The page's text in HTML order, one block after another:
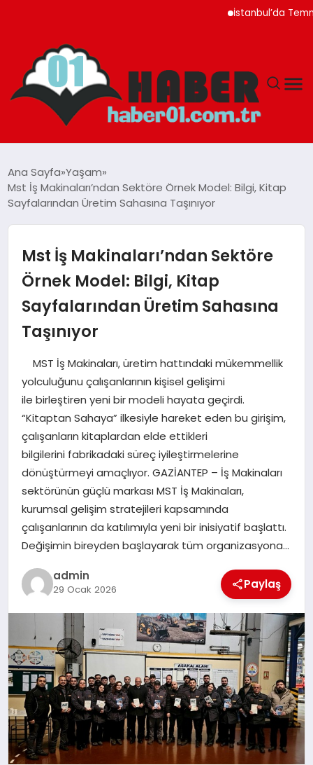
İstanbul’da Temmuz
ADANA
GÜNDEM
MAGAZIN
EĞITIM
TEKNOLOJI
Ana Sayfa Yaşam
Mst İş Makinaları’ndan Sektöre Örnek Model: Bilgi, Kitap
Sayfalarından Üretim Sahasına Taşınıyor
Mst İş Makinaları’ndan Sektöre
Örnek Model: Bilgi, Kitap
Sayfalarından Üretim Sahasına
Taşınıyor
MST İş Makinaları, üretim hattındaki mükemmellik
yolculuğunu çalışanlarının kişisel gelişimi
ile birleştiren yeni bir modeli hayata geçirdi.
“Kitaptan Sahaya” ilkesiyle hareket eden bu girişim,
çalışanların kitaplardan elde ettikleri
bilgilerini fabrikadaki süreç iyileştirmelerine
dönüştürmeyi amaçlıyor. GAZİANTEP – İş Makinaları
sektörünün güçlü markası MST İş Makinaları,
kurumsal gelişim stratejileri kapsamında
çalışanlarının da katılımıyla yeni bir inisiyatif başlattı.
Değişimin bireyden başlayarak tüm organizasyona…
admin
29 Ocak 2026 Paylaş